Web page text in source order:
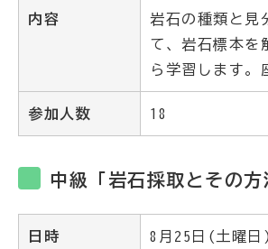
内容
岩石の種類と見
て、岩石標本を
ら学習します。
参加人数 18
中級「岩石採取とその方
日時 8月25日(土曜日)